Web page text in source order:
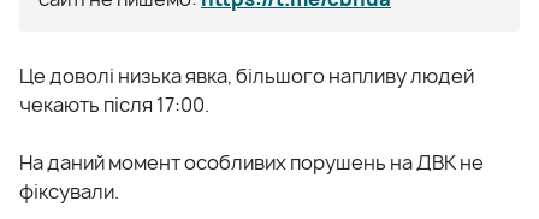
Це доволі низька явка, більшого напливу людей
чекають після 17:00.
На даний момент особливих порушень на ДВК не
фіксували.